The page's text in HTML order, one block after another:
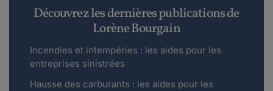
Découvrez les dernières publications de
Lorène Bourgain
Incendies et intempéries : les aides pour les
entreprises sinistrées
Hausse des carburants : les aides pour les